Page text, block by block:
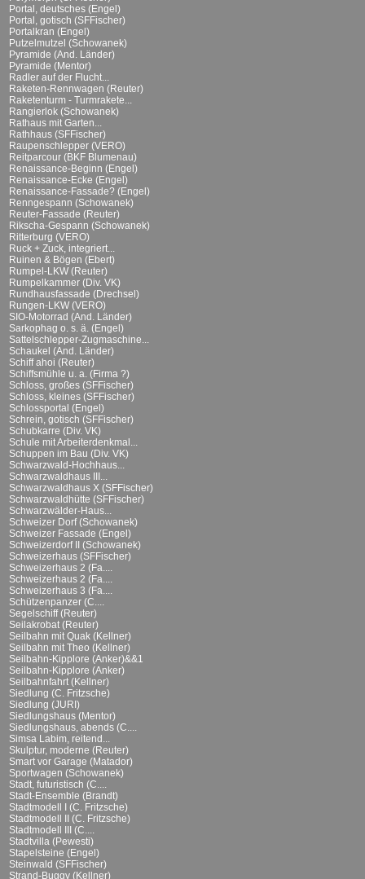
Portal, deutsches (Engel)
Portal, gotisch (SFFischer)
Portalkran (Engel)
Putzelmutzel (Schowanek)
Pyramide (And. Länder)
Pyramide (Mentor)
Radler auf der Flucht...
Raketen-Rennwagen (Reuter)
Raketenturm - Turmrakete...
Rangierlok (Schowanek)
Rathaus mit Garten...
Rathhaus (SFFischer)
Raupenschlepper (VERO)
Reitparcour (BKF Blumenau)
Renaissance-Beginn (Engel)
Renaissance-Ecke (Engel)
Renaissance-Fassade? (Engel)
Renngespann (Schowanek)
Reuter-Fassade (Reuter)
Rikscha-Gespann (Schowanek)
Ritterburg (VERO)
Ruck + Zuck, integriert...
Ruinen & Bögen (Ebert)
Rumpel-LKW (Reuter)
Rumpelkammer (Div. VK)
Rundhausfassade (Drechsel)
Rungen-LKW (VERO)
SIO-Motorrad (And. Länder)
Sarkophag o. s. ä. (Engel)
Sattelschlepper-Zugmaschine...
Schaukel (And. Länder)
Schiff ahoi (Reuter)
Schiffsmühle u. a. (Firma ?)
Schloss, großes (SFFischer)
Schloss, kleines (SFFischer)
Schlossportal (Engel)
Schrein, gotisch (SFFischer)
Schubkarre (Div. VK)
Schule mit Arbeiterdenkmal...
Schuppen im Bau (Div. VK)
Schwarzwald-Hochhaus...
Schwarzwaldhaus III...
Schwarzwaldhaus X (SFFischer)
Schwarzwaldhütte (SFFischer)
Schwarzwälder-Haus...
Schweizer Dorf (Schowanek)
Schweizer Fassade (Engel)
Schweizerdorf II (Schowanek)
Schweizerhaus (SFFischer)
Schweizerhaus 2 (Fa....
Schweizerhaus 2 (Fa....
Schweizerhaus 3 (Fa....
Schützenpanzer (C....
Segelschiff (Reuter)
Seilakrobat (Reuter)
Seilbahn mit Quak (Kellner)
Seilbahn mit Theo (Kellner)
Seilbahn-Kipplore (Anker)&&1
Seilbahn-Kipplore (Anker)
Seilbahnfahrt (Kellner)
Siedlung (C. Fritzsche)
Siedlung (JURI)
Siedlungshaus (Mentor)
Siedlungshaus, abends (C....
Simsa Labim, reitend...
Skulptur, moderne (Reuter)
Smart vor Garage (Matador)
Sportwagen (Schowanek)
Stadt, futuristisch (C....
Stadt-Ensemble (Brandt)
Stadtmodell I (C. Fritzsche)
Stadtmodell II (C. Fritzsche)
Stadtmodell III (C....
Stadtvilla (Pewesti)
Stapelsteine (Engel)
Steinwald (SFFischer)
Strand-Buggy (Kellner)